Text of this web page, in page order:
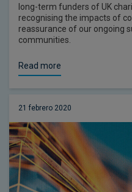
long-term funders of UK
recognising the impacts of
reassurance of our ongoing
communities.
Read more
21 febrero 2020